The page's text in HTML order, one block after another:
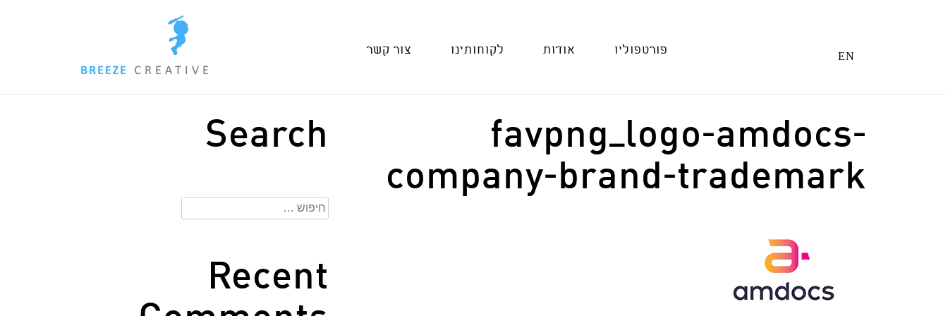
EN
פורטפוליו אודות לקוחותינו צור קשר
favpng_logo-amdocs-
company-brand-trademark
Search
חיפוש:
Recent